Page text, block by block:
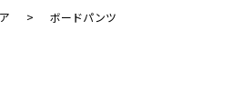
> ボードパンツ